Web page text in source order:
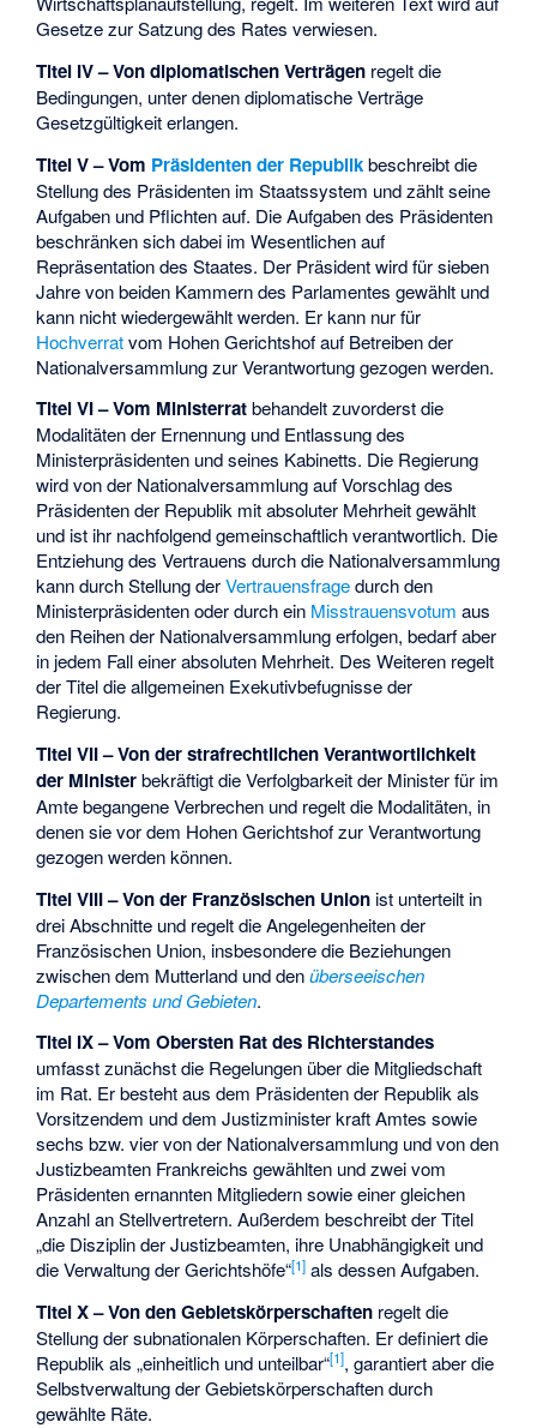
Gesetze zur Satzung des Rates verwiesen.
Titel IV – Von diplomatischen Verträgen regelt die
Bedingungen, unter denen diplomatische Verträge
Gesetzgültigkeit erlangen.
Titel V – Vom Präsidenten der Republikbeschreibt die
Stellung des Präsidenten im Staatssystem und zählt seine
Aufgaben und Pflichten auf. Die Aufgaben des Präsidenten
beschränken sich dabei im Wesentlichen auf
Repräsentation des Staates. Der Präsident wird für sieben
Jahre von beiden Kammern des Parlamentes gewählt und
kann nicht wiedergewählt werden. Er kann nur für
Hochverratvom Hohen Gerichtshof auf Betreiben der
Nationalversammlung zur Verantwortung gezogen werden.
Titel VI – Vom Ministerratbehandelt zuvorderst die
Modalitäten der Ernennung und Entlassung des
Ministerpräsidenten und seines Kabinetts. Die Regierung
wird von der Nationalversammlung auf Vorschlag des
Präsidenten der Republik mit absoluter Mehrheit gewählt
und ist ihr nachfolgend gemeinschaftlich verantwortlich. Die
Entziehung des Vertrauens durch die Nationalversammlung
kann durch Stellung derVertrauensfragedurch den
Ministerpräsidenten oder durch ein Misstrauensvotum aus
den Reihen der Nationalversammlung erfolgen, bedarf aber
in jedem Fall einer absoluten Mehrheit. Des Weiteren regelt
der Titel die allgemeinen Exekutivbefugnisse der
Regierung.
Titel VII – Von der strafrechtlichen Verantwortlichkeit
der Ministerbekräftigt die Verfolgbarkeit der Minister für im
Amte begangene Verbrechen und regelt die Modalitäten, in
denen sie vor dem Hohen Gerichtshof zur Verantwortung
gezogen werden können.
Titel VIII – Von der Französischen Union ist unterteilt in
drei Abschnitte und regelt die Angelegenheiten der
Französischen Union, insbesondere die Beziehungen
zwischen dem Mutterland und denüberseeischen
Departements und Gebieten.
Titel IX – Vom Obersten Rat des Richterstandes
umfasst zunächst die Regelungen über die Mitgliedschaft
im Rat. Er besteht aus dem Präsidenten der Republik als
Vorsitzendem und dem Justizminister kraft Amtes sowie
sechs bzw. vier von der Nationalversammlung und von den
Justizbeamten Frankreichs gewählten und zwei vom
Präsidenten ernannten Mitgliedern sowie einer gleichen
Anzahl an Stellvertretern. Außerdem beschreibt der Titel
„die Disziplin der Justizbeamten, ihre Unabhängigkeit und
die Verwaltung der Gerichtshöfe“[1] als dessen Aufgaben.
Titel X – Von den Gebietskörperschaften regelt die
Stellung der subnationalen Körperschaften. Er definiert die
Republik als „einheitlich und unteilbar“[1], garantiert aber die
Selbstverwaltung der Gebietskörperschaften durch
gewählte Räte.